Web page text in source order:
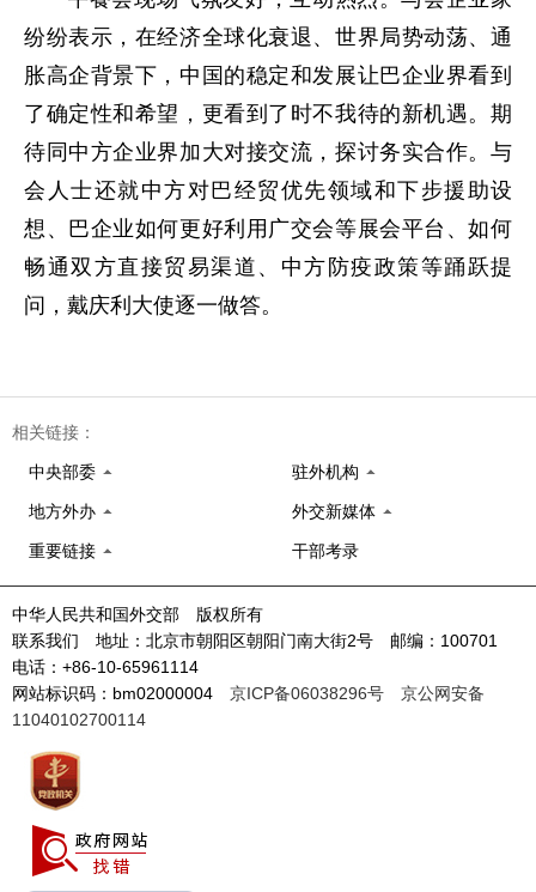
纷纷表示，在经济全球化衰退、世界局势动荡、通
胀高企背景下，中国的稳定和发展让巴企业界看到
了确定性和希望，更看到了时不我待的新机遇。期
待同中方企业界加大对接交流，探讨务实合作。与
会人士还就中方对巴经贸优先领域和下步援助设
想、巴企业如何更好利用广交会等展会平台、如何
畅通双方直接贸易渠道、中方防疫政策等踊跃提
问，戴庆利大使逐一做答。
相关链接：
中央部委 驻外机构
地方外办 外交新媒体
重要链接 干部考录
中华人民共和国外交部 版权所有
联系我们 地址：北京市朝阳区朝阳门南大街2号 邮编：100701
电话：+86-10-65961114
网站标识码：bm02000004 京ICP备06038296号
京公网安备
11040102700114